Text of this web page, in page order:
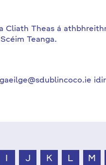
Cliath Theas á
Teanga.
J K L M